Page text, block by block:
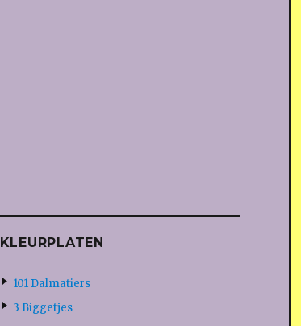
KLEURPLATEN
101 Dalmatiers
3 Biggetjes